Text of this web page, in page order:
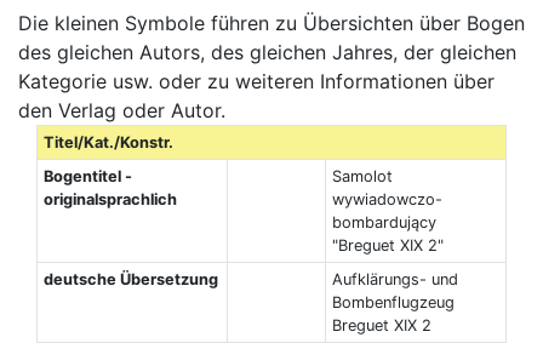
Die kleinen Symbole führen zu Übersichten über Bogen
des gleichen Autors, des gleichen Jahres, der gleichen
Kategorie usw. oder zu weiteren Informationen über
den Verlag oder Autor.
Titel/Kat./Konstr.
Bogentitel -
originalsprachlich
Samolot
wywiadowczo-
bombardujący
"Breguet XIX 2"
deutsche Übersetzung
Aufklärungs- und
Bombenflugzeug
Breguet XIX 2